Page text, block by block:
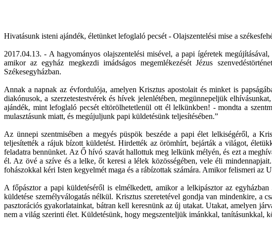
Hivatásunk isteni ajándék, életünket lefoglaló pecsét - Olajszentelési mise a
2017.04.13. - A hagyományos olajszentelési misével, a papi ígéretek
amikor az egyház megkezdi imádságos megemlékezését Jézus
Székesegyházban.
Annak a napnak az évfordulója, amelyen Krisztus apostolait és minket is
diakónusok, a szerzetestestvérek és hívek jelenlétében, megünnepeljük
ajándék, mint lefoglaló pecsét eltörölhetetlenül ott él lelkünkben! - mondta a
mulasztásunk miatt, és megújuljunk papi küldetésünk teljesítésében.”
Az ünnepi szentmisében a megyés püspök beszéde a papi élet lelkiségéről, a
teljesítették a rájuk bízott küldetést. Hirdették az örömhírt, bejárták a világot,
feladatra bennünket. Az Ő hívó szavát hallottuk meg lelkünk mélyén, és ezt a
él. Az övé a szíve és a lelke, őt keresi a lélek közösségében, vele éli
fohászokkal kéri Isten kegyelmét maga és a rábízottak számára. Amikor felismeri az
A főpásztor a papi küldetéséről is elmélkedett, amikor a lelkipásztor az
küldetése személyválogatás nélkül. Krisztus szeretetével gondja van mindenkire, a
pasztorációs gyakorlatainkat, bátran kell keresnünk az új utakat. Utakat, amelyen
nem a világ szerinti élet. Küldetésünk, hogy megszenteljük imánkkal, tanításunkkal,